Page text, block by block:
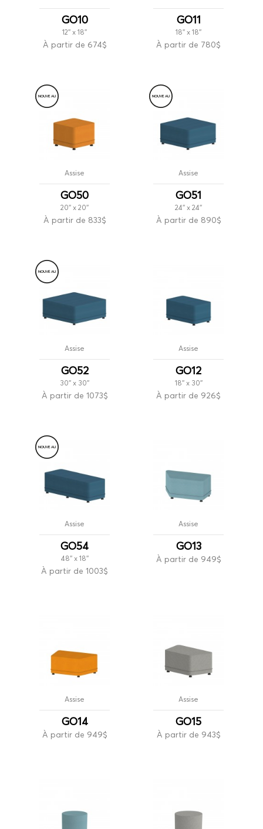
GO10
12'' x 18''
À partir de 674$
GO11
18'' x 18''
À partir de 780$
NOUVEAU
Assise
GO50
20'' x 20''
À partir de 833$
NOUVEAU
Assise
GO51
24'' x 24''
À partir de 890$
NOUVEAU
Assise
GO52
30'' x 30''
À partir de 1073$
Assise
GO12
18'' x 30''
À partir de 926$
NOUVEAU
Assise
GO54
48'' x 18''
À partir de 1003$
Assise
GO13
À partir de 949$
Assise
GO14
À partir de 949$
Assise
GO15
À partir de 943$